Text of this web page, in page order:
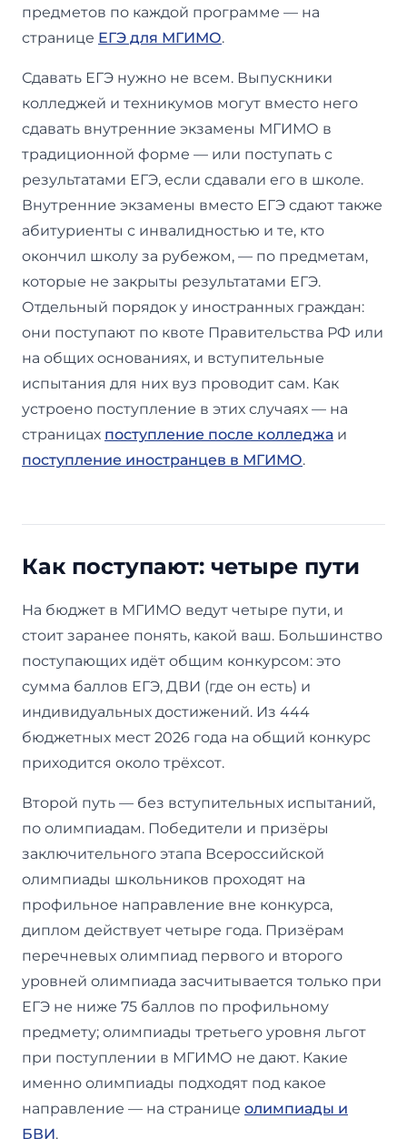
предметов по каждой программе — на
странице ЕГЭ для МГИМО.
Сдавать ЕГЭ нужно не всем. Выпускники
колледжей и техникумов могут вместо него
сдавать внутренние экзамены МГИМО в
традиционной форме — или поступать с
результатами ЕГЭ, если сдавали его в школе.
Внутренние экзамены вместо ЕГЭ сдают также
абитуриенты с инвалидностью и те, кто
окончил школу за рубежом, — по предметам,
которые не закрыты результатами ЕГЭ.
Отдельный порядок у иностранных граждан:
они поступают по квоте Правительства РФ или
на общих основаниях, и вступительные
испытания для них вуз проводит сам. Как
устроено поступление в этих случаях — на
страницах поступление после колледжа и
поступление иностранцев в МГИМО.
Как поступают: четыре пути
На бюджет в МГИМО ведут четыре пути, и
стоит заранее понять, какой ваш. Большинство
поступающих идёт общим конкурсом: это
сумма баллов ЕГЭ, ДВИ (где он есть) и
индивидуальных достижений. Из 444
бюджетных мест 2026 года на общий конкурс
приходится около трёхсот.
Второй путь — без вступительных испытаний,
по олимпиадам. Победители и призёры
заключительного этапа Всероссийской
олимпиады школьников проходят на
профильное направление вне конкурса,
диплом действует четыре года. Призёрам
перечневых олимпиад первого и второго
уровней олимпиада засчитывается только при
ЕГЭ не ниже 75 баллов по профильному
предмету; олимпиады третьего уровня льгот
при поступлении в МГИМО не дают. Какие
именно олимпиады подходят под какое
направление — на странице олимпиады и
БВИ.